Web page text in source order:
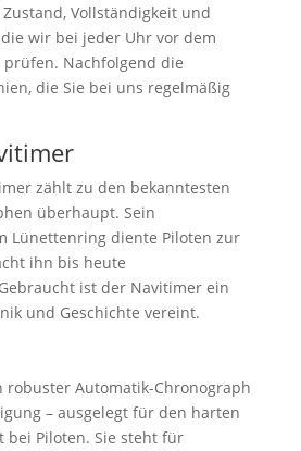
Vollständigkeit und
wir bei jeder Uhr vor dem
Nachfolgend die
die Sie bei uns regelmäßig
zählt zu den bekanntesten
überhaupt. Sein
Lünettenring diente Piloten zur
ihn bis heute
ist der Navitimer ein
und Geschichte vereint.
robuster Automatik-Chronograph
– ausgelegt für den harten
bei Piloten. Sie steht für